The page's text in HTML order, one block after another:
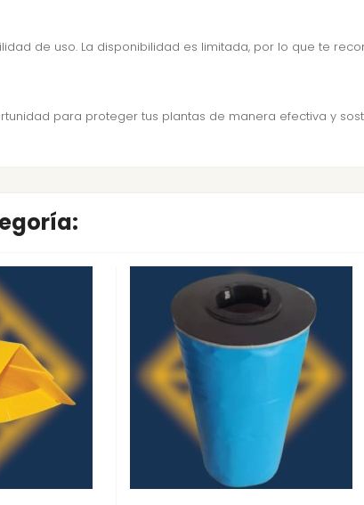
de uso. La disponibilidad es limitada, por lo que te
para proteger tus plantas de manera efectiva y